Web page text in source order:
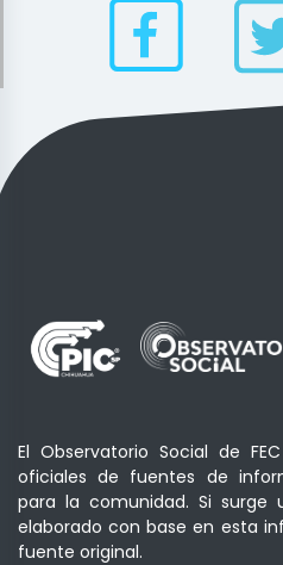
El Observatorio Social de
oficiales de fuentes de
para la comunidad. Si surge
elaborado con base en esta
fuente original.